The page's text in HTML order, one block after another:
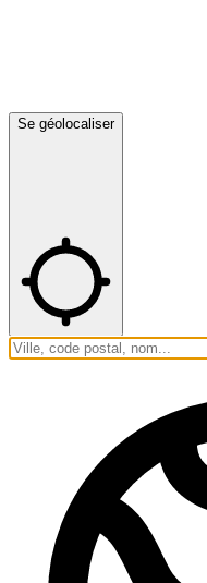
Se géolocaliser